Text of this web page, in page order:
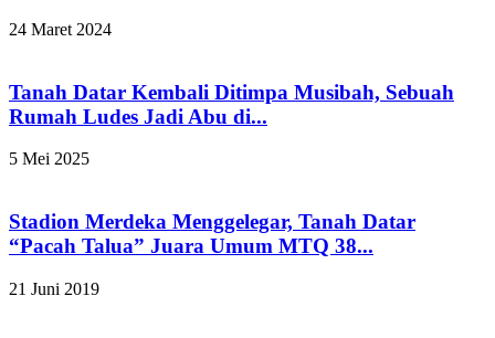
24 Maret 2024
Tanah Datar Kembali Ditimpa Musibah, Sebuah
Rumah Ludes Jadi Abu di...
5 Mei 2025
Stadion Merdeka Menggelegar, Tanah Datar
“Pacah Talua” Juara Umum MTQ 38...
21 Juni 2019